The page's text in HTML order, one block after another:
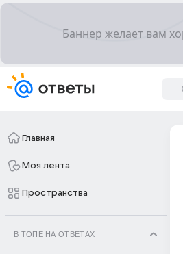
Главная
Моя лента
Пространства
В ТОПЕ НА ОТВЕТАХ